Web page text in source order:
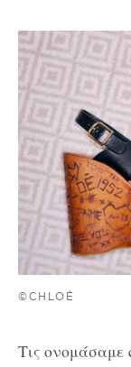
©CHLOÉ
Τις ονομάσαμε